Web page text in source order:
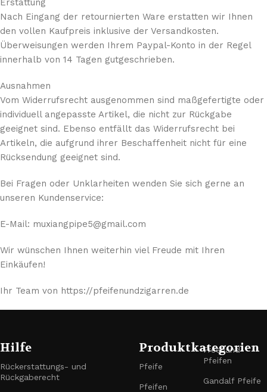
Erstattung
Nach Eingang der retournierten Ware erstatten wir Ihnen
den vollen Kaufpreis inklusive der Versandkosten.
Überweisungen werden Ihrem Paypal-Konto in der Regel
innerhalb von 14 Tagen gutgeschrieben.
Ausnahmen
Vom Widerrufsrecht ausgenommen sind maßgefertigte oder
individuell angepasste Artikel, die nicht zur Rückgabe
geeignet sind. Ebenso entfällt das Widerrufsrecht bei
Artikeln, die aufgrund ihrer Beschaffenheit nicht für eine
Rücksendung geeignet sind.
Bei Fragen oder Unklarheiten wenden Sie sich gerne an
unseren Kundenservice:
E-Mail: muxiangpipe5@gmail.com
Wir wünschen Ihnen weiterhin viel Freude mit Ihren
Einkäufen!
Ihr Team von https://pfeifenundzigarren.de
Hilfe
Rückerstattungs- und
Rückgaberecht
Produktkategorien
Pfeife
Pfeifen
Freehand-
Pfeifen
Gandalf Pfeife